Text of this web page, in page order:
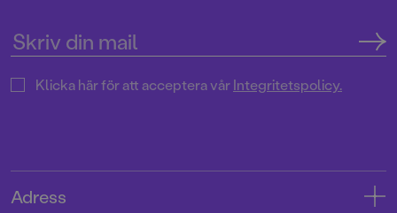
Klicka här för att acceptera vårIntegritetspolicy.
Adress